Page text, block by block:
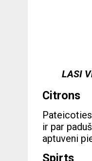
LASI
Citrons
ir par
aptuveni
Spirts